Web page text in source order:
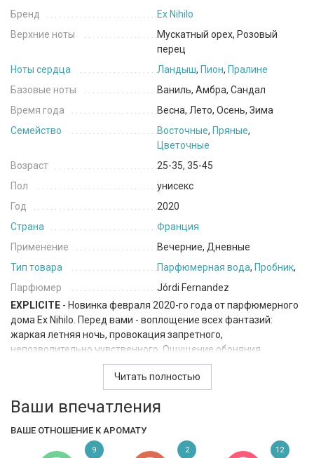
Бренд
Ex Nihilo
Верхние ноты
Мускатный орех, Розовый
перец
Ноты сердца
Ландыш, Пион, Пралине
Базовые ноты
Ваниль, Амбра, Сандал
Время года
Весна, Лето, Осень, Зима
Семейство
Восточные, Пряные,
Цветочные
Возраст
25-35, 35-45
Пол
унисекс
Год
2020
Страна
Франция
Применение
Вечерние, Дневные
Тип товара
Парфюмерная вода, Пробник,
Парфюмер
Jórdi Fernandez
EXPLICITE - Новинка февраля 2020-го года от парфюмерного
дома Ex Nihilo. Перед вами - воплощение всех фантазий:
жаркая летняя ночь, провокация запретного,
непозволительно чувственного. Ощущение обоняния
пробуждает чувства, как приглашение к изысканной
мечтательности. Розовый перец сочетается с ароматом
лепестков пионов и букетом ландышей, а ваниль играет с
янтарем. Несколько капель сандалового дерева разбавляют
Читать полностью
Ваши впечатления
ВАШЕ ОТНОШЕНИЕ К АРОМАТУ
9 2 12